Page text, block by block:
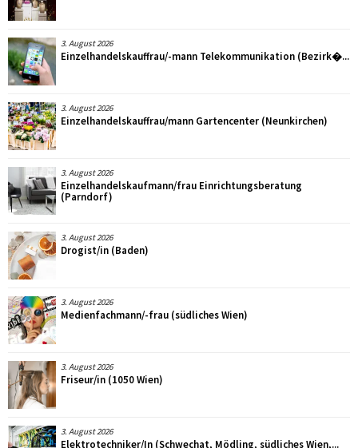
3. August 2026
Einzelhandelskauffrau/-mann Telekommunikation (Bezirk�...
3. August 2026
Einzelhandelskauffrau/mann Gartencenter (Neunkirchen)
3. August 2026
Einzelhandelskaufmann/frau Einrichtungsberatung
(Parndorf)
3. August 2026
Drogist/in (Baden)
3. August 2026
Medienfachmann/-frau (südliches Wien)
3. August 2026
Friseur/in (1050 Wien)
3. August 2026
Elektrotechniker/In (Schwechat, Mödling, südliches Wien,...